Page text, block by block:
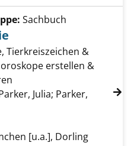
von Astrologie anzeigen
Sachbuch
Tierkreiszeichen &
erstellen &
Julia; Parker,
[u.a.], Dorling